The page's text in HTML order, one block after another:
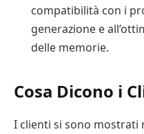
compatibilità con i
generazione e
delle memorie.
Cosa Dicono i
I clienti si sono